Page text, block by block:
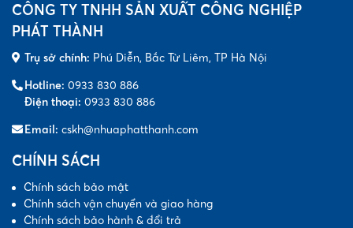
CÔNG TY TNHH SẢN XUẤT CÔNG NGHIỆP
PHÁT THÀNH
Trụ sở chính: Phú Diễn, Bắc Từ Liêm, TP Hà Nội
Hotline: 0933 830 886
Điện thoại: 0933 830 886
Email: cskh@nhuaphatthanh.com
CHÍNH SÁCH
Chính sách bảo mật
Chính sách vận chuyển và giao hàng
Chính sách bảo hành & đổi trả